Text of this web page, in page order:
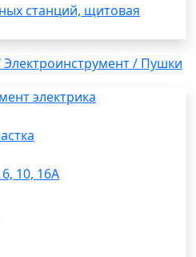
станций, щитовая
/ Пушки
электрика
10, 16А